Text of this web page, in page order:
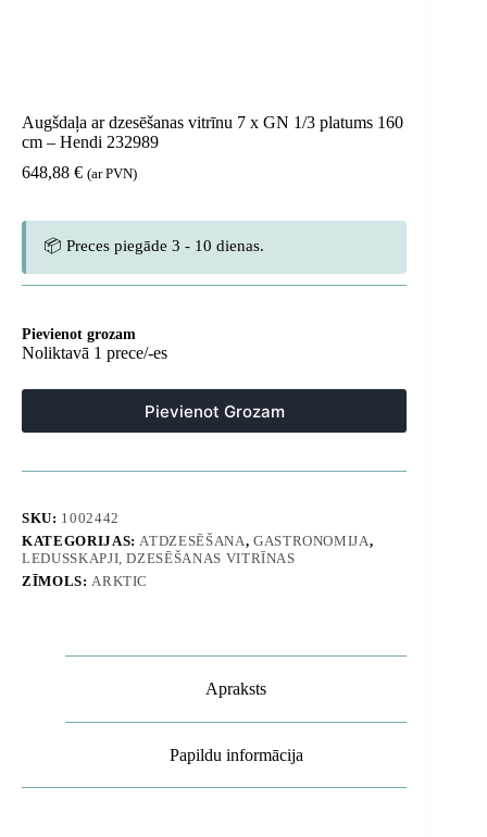
Augšdaļa ar dzesēšanas vitrīnu 7 x GN 1/3 platums 160
cm – Hendi 232989
648,88 € (ar PVN)
📦 Preces piegāde 3 - 10 dienas.
Pievienot grozam
Noliktavā 1 prece/-es
Pievienot Grozam
SKU: 1002442
KATEGORIJAS:ATDZESĒŠANA, GASTRONOMIJA,
LEDUSSKAPJI, DZESĒŠANAS VITRĪNAS
ZĪMOLS:ARKTIC
Apraksts
Papildu informācija